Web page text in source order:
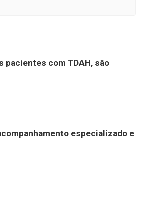
com TDAH, são
especializado e